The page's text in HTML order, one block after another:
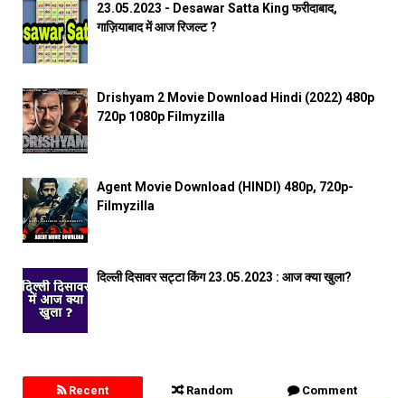
23.05.2023 - Desawar Satta King फरीदाबाद,
गाज़ियाबाद में आज रिजल्ट ?
Drishyam 2 Movie Download Hindi (2022) 480p
720p 1080p Filmyzilla
Agent Movie Download (HINDI) 480p, 720p-
Filmyzilla
दिल्ली दिसावर सट्टा किंग 23.05.2023 : आज क्या खुला?
Recent Random Comment